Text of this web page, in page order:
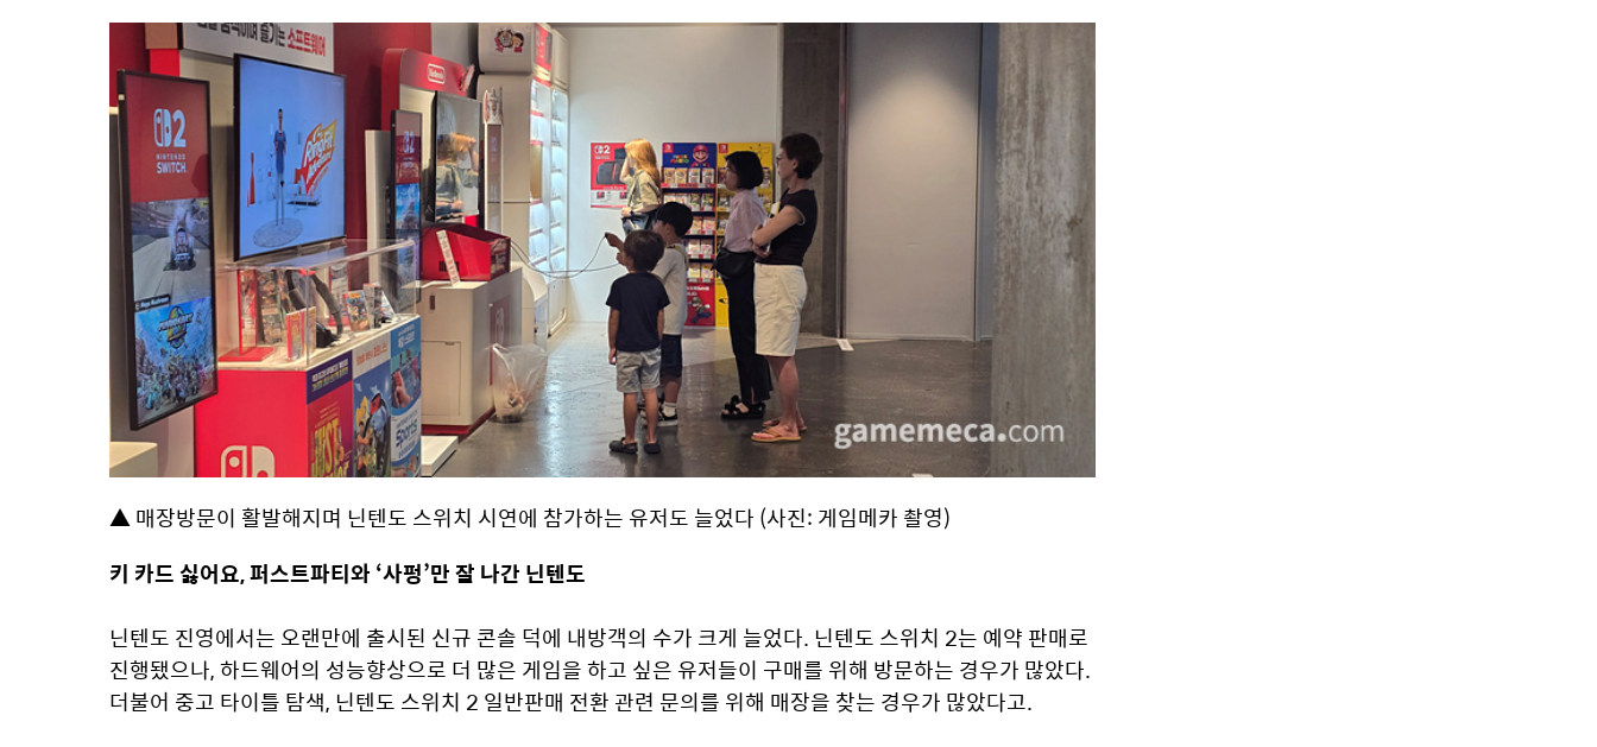
▲ 매장방문이 활발해지며 닌텐도 스위치 시연에 참가하는 유저도 늘었다 (사진: 게임메카 촬영)
키 카드 싫어요, 퍼스트파티와 ‘사펑’만 잘 나간 닌텐도
닌텐도 진영에서는 오랜만에 출시된 신규 콘솔 덕에 내방객의 수가 크게 늘었다. 닌텐도 스위치 2는 예약 판매로
진행됐으나, 하드웨어의 성능향상으로 더 많은 게임을 하고 싶은 유저들이 구매를 위해 방문하는 경우가 많았다.
더불어 중고 타이틀 탐색, 닌텐도 스위치 2 일반판매 전환 관련 문의를 위해 매장을 찾는 경우가 많았다고.